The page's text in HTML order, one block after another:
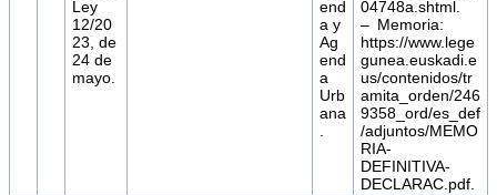
Ley
12/20
23, de
24 de
mayo.
end
a y
Ag
end
a
Urb
ana
.
04748a.shtml.
– Memoria:
https://www.lege
gunea.euskadi.e
us/contenidos/tr
amita_orden/246
9358_ord/es_def
/adjuntos/MEMO
RIA-
DEFINITIVA-
DECLARAC.pdf.